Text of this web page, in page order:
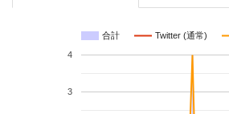
合計 Twitter (通常)
3
4